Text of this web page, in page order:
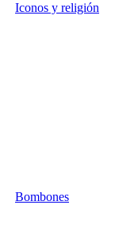
Iconos y religión
Bombones